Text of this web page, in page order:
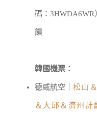
碼：3HWDA6WR
饋
韓國機票：
德威航空｜ 松山
＆大邱＆濟州計